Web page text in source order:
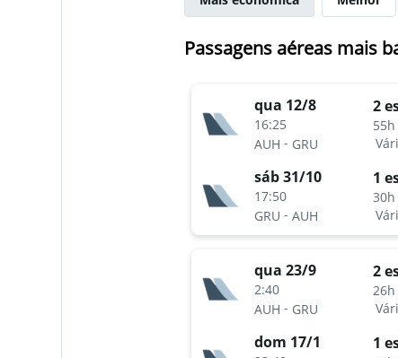
Passagens aéreas mais
qua 12/8
16:25
AUH - GRU
2
sáb 31/10
17:50
GRU - AUH
1
qua 23/9
2:40
AUH - GRU
2
dom 17/1 1